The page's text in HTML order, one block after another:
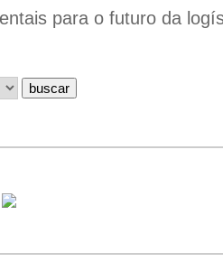
para o futuro da